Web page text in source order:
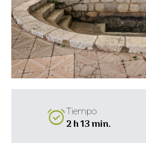
alarm_onTiempo
2 h 13 min.